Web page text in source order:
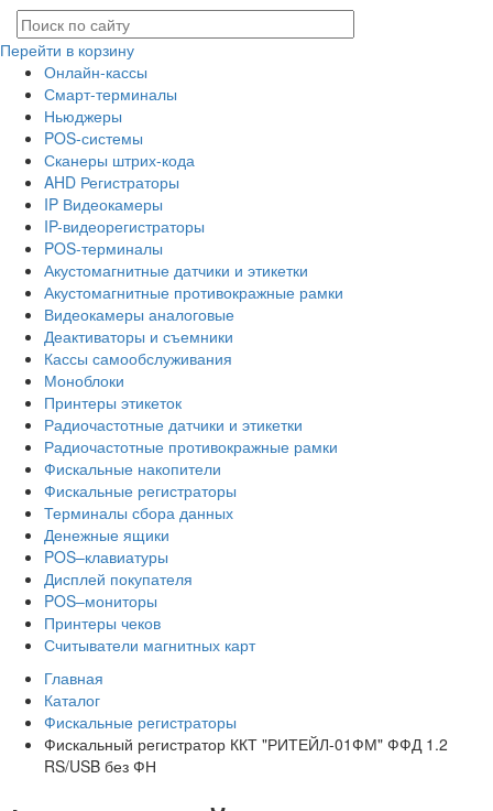
Перейти в корзину
Онлайн-кассы
Смарт-терминалы
Ньюджеры
POS-системы
Сканеры штрих-кода
AHD Регистраторы
IP Видеокамеры
IP-видеорегистраторы
POS-терминалы
Акустомагнитные датчики и этикетки
Акустомагнитные противокражные рамки
Видеокамеры аналоговые
Деактиваторы и съемники
Кассы самообслуживания
Моноблоки
Принтеры этикеток
Радиочастотные датчики и этикетки
Радиочастотные противокражные рамки
Фискальные накопители
Фискальные регистраторы
Терминалы сбора данных
Денежные ящики
POS–клавиатуры
Дисплей покупателя
POS–мониторы
Принтеры чеков
Считыватели магнитных карт
Главная
Каталог
Фискальные регистраторы
Фискальный регистратор ККТ "РИТЕЙЛ-01ФМ" ФФД 1.2
RS/USB без ФН